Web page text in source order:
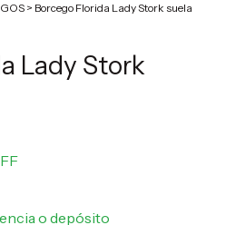
> Borcego Florida Lady Stork suela
Lady Stork
o depósito